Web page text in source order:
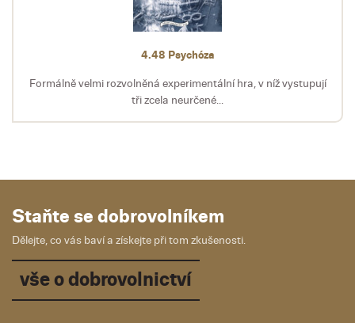
4.48 Psychóza
Formálně velmi rozvolněná experimentální hra, v níž vystupují
tři zcela neurčené...
Staňte se dobrovolníkem
Dělejte, co vás baví a získejte při tom zkušenosti.
vše o dobrovolnictví